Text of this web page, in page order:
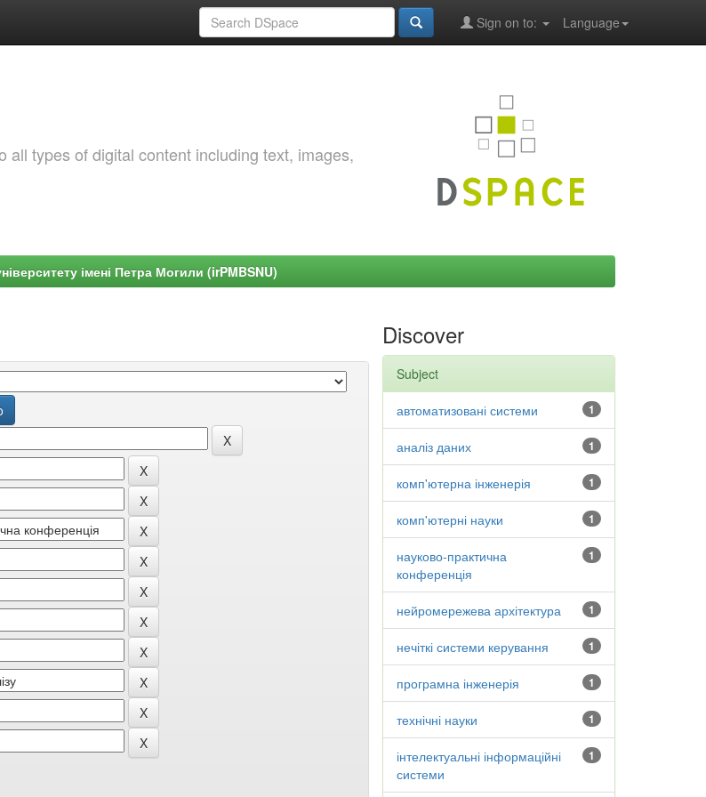
Language
Sign on to:
types of digital content including text, images,
імені Петра Могили (irPMBSNU)
Discover
Subject
1
автоматизовані системи
1
аналіз даних
1
комп'ютерна інженерія
1
комп'ютерні науки
1
науково-практична
конференція
1
нейромережева архітектура
1
нечіткі системи керування
1
програмна інженерія
1
технічні науки
1
інтелектуальні інформаційні
системи